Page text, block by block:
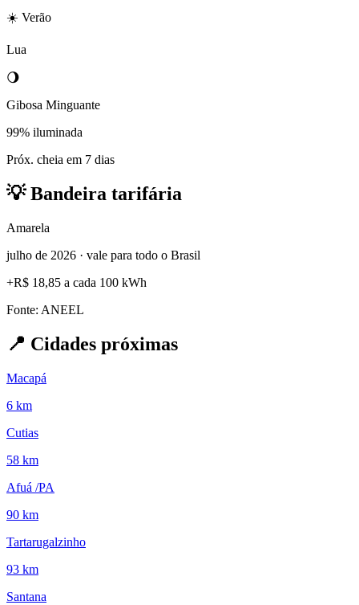
☀️ Verão
Lua
🌖
Gibosa Minguante
99% iluminada
Próx. cheia em 7 dias
💡Bandeira tarifária
Amarela
julho de 2026 · vale para todo o Brasil
+R$ 18,85 a cada 100 kWh
Fonte: ANEEL
📍 Cidades próximas
Macapá
6 km
Cutias
58 km
Afuá /PA
90 km
Tartarugalzinho
93 km
Santana